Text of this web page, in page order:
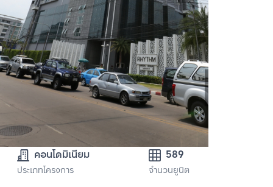
คอนโดมิเนียม
ประเภทโครงการ
589
จำนวนยูนิต